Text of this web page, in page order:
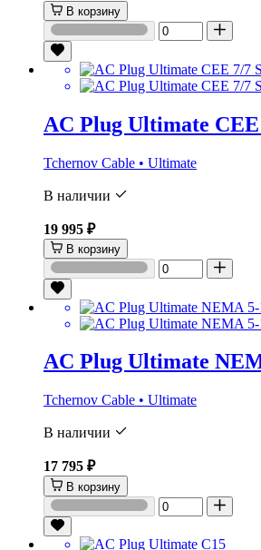
В корзину
AC Plug Ultimate CEE
Tchernov Cable • Ultimate
В наличии
19 995 ₽
В корзину
AC Plug Ultimate
Tchernov Cable • Ultimate
В наличии
17 795 ₽
В корзину